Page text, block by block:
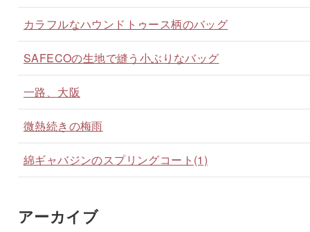
カラフルなハウンドトゥース柄のバッグ
SAFECOの生地で縫う小ぶりなバッグ
一路、大阪
微熱続きの梅雨
綿ギャバジンのスプリングコート(1)
アーカイブ